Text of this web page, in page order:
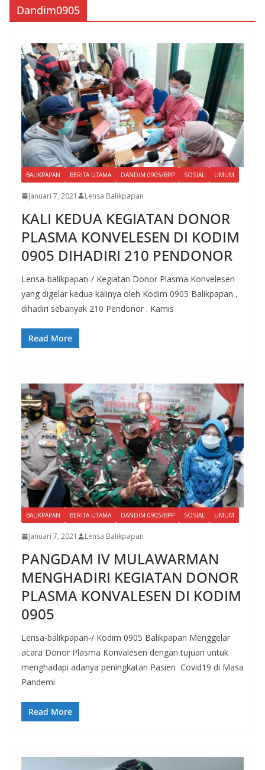
Dandim0905
BALIKPAPAN BERITA UTAMA DANDIM 0905/BPP SOSIAL UMUM
Januari 7, 2021 Lensa Balikpapan
KALI KEDUA KEGIATAN DONOR
PLASMA KONVELESEN DI KODIM
0905 DIHADIRI 210 PENDONOR
Lensa-balikpapan-/ Kegiatan Donor Plasma Konvelesen
yang digelar kedua kalinya oleh Kodim 0905 Balikpapan ,
dihadiri sebanyak 210 Pendonor . Kamis
Read More
BALIKPAPAN BERITA UTAMA DANDIM 0905/BPP SOSIAL UMUM
Januari 7, 2021 Lensa Balikpapan
PANGDAM IV MULAWARMAN
MENGHADIRI KEGIATAN DONOR
PLASMA KONVALESEN DI KODIM
0905
Lensa-balikpapan-/ Kodim 0905 Balikpapan Menggelar
acara Donor Plasma Konvalesen dengan tujuan untuk
menghadapi adanya peningkatan Pasien Covid19 di Masa
Pandemi
Read More